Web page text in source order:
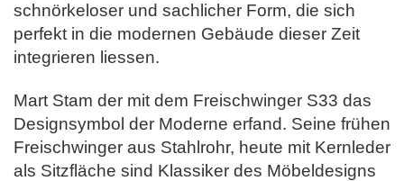
schnörkeloser und sachlicher Form, die sich
perfekt in die modernen Gebäude dieser Zeit
integrieren liessen.
Mart Stam der mit dem Freischwinger S33 das
Designsymbol der Moderne erfand. Seine frühen
Freischwinger aus Stahlrohr, heute mit Kernleder
als Sitzfläche sind Klassiker des Möbeldesigns